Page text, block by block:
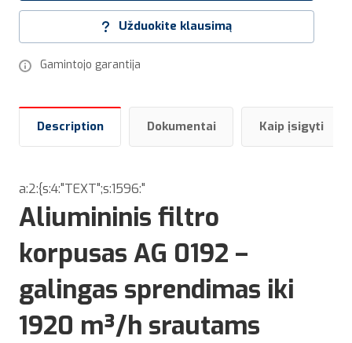
Užduokite klausimą
Gamintojo garantija
Description Dokumentai Kaip įsigyti
a:2:{s:4:"TEXT";s:1596:"
Aliumininis filtro
korpusas AG 0192 –
galingas sprendimas iki
1920 m³/h srautams